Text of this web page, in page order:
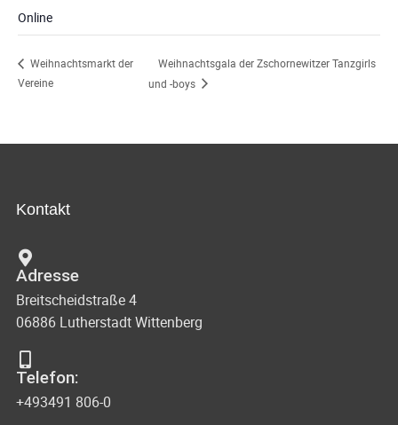
Online
Weihnachtsmarkt der
Vereine
Weihnachtsgala der Zschornewitzer Tanzgirls
und -boys
Kontakt
Adresse
Breitscheidstraße 4
06886 Lutherstadt Wittenberg
Telefon:
+493491 806-0